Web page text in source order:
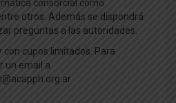
consorcial como
otros. Además se dispondrá
preguntas a las autoridades.
con cupos limitados. Para
un email a